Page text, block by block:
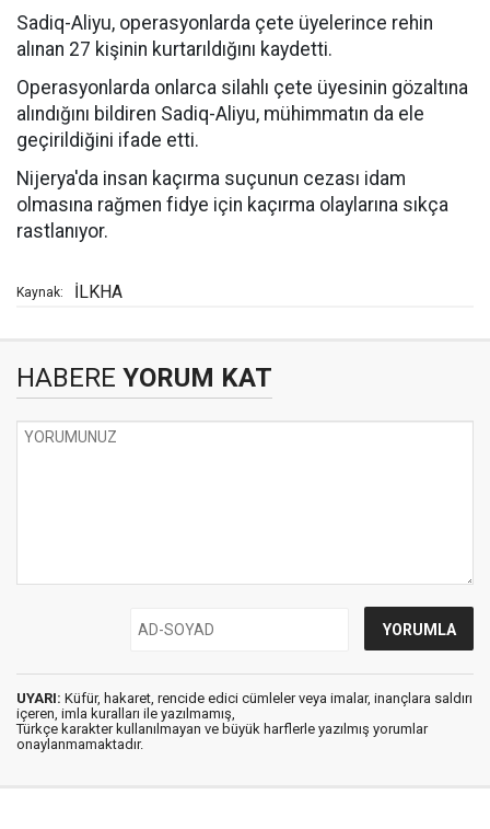
Sadiq-Aliyu, operasyonlarda çete üyelerince rehin
alınan 27 kişinin kurtarıldığını kaydetti.
Operasyonlarda onlarca silahlı çete üyesinin gözaltına
alındığını bildiren Sadiq-Aliyu, mühimmatın da ele
geçirildiğini ifade etti.
Nijerya'da insan kaçırma suçunun cezası idam
olmasına rağmen fidye için kaçırma olaylarına sıkça
rastlanıyor.
Kaynak: İLKHA
HABERE YORUM KAT
UYARI: Küfür, hakaret, rencide edici cümleler veya imalar, inançlara saldırı
içeren, imla kuralları ile yazılmamış,
Türkçe karakter kullanılmayan ve büyük harflerle yazılmış yorumlar
onaylanmamaktadır.